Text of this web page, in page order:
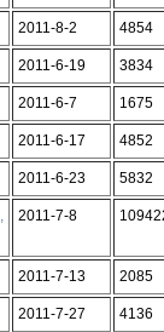
2011-8-2 4854
2011-6-19 3834
2011-6-7 1675
2011-6-17 4852
2011-6-23 5832
2011-7-8
2011-7-13 2085
2011-7-27 4136